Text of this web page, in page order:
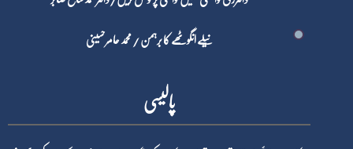
نیلے انگوٹھے کا برہمن / محمد عامر حسینی
پالیسی